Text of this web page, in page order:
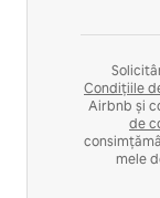
Condițiile
Airbnb și
de
mele